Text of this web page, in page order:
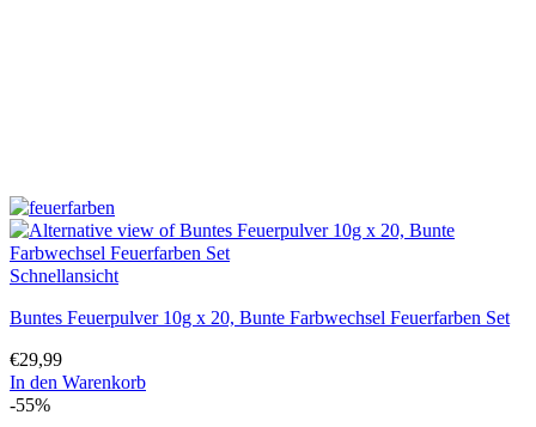
Schnellansicht
Buntes Feuerpulver 10g x 20, Bunte Farbwechsel Feuerfarben Set
€29,99
In den Warenkorb
-55%